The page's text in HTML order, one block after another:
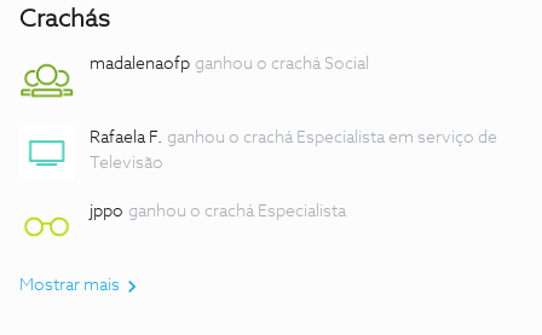
Crachás
madalenaofp ganhou o crachá Social
Rafaela F. ganhou o crachá Especialista em serviço de
Televisão
jppo ganhou o crachá Especialista
Mostrar mais